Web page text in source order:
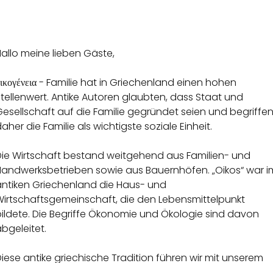
meine lieben Gäste,
- Familie hat in Griechenland einen hohen
Antike Autoren glaubten, dass Staat und
auf die Familie gegründet seien und begriffen
die Familie als wichtigste soziale Einheit.
Wirtschaft bestand weitgehend aus Familien- und
sowie aus Bauernhöfen. „Oikos“ war
Griechenland die Haus- und
die den Lebensmittelpunkt
Die Begriffe Ökonomie und Ökologie sind davon
antike griechische Tradition führen wir mit unserem